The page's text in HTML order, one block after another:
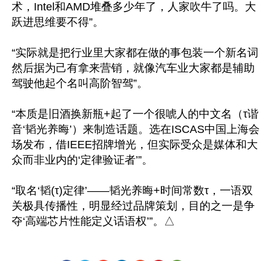
术，Intel和AMD堆叠多少年了，人家吹牛了吗。大
跃进思维要不得”。
“实际就是把行业里大家都在做的事包装一个新名词
然后据为己有拿来营销，就像汽车业大家都是辅助
驾驶他起个名叫高阶智驾”。
“本质是旧酒换新瓶+起了一个很唬人的中文名（τ谐
音‘韬光养晦’）来制造话题。选在ISCAS中国上海会
场发布，借IEEE招牌增光，但实际受众是媒体和大
众而非业内的‘定律验证者’”。
“取名‘韬(τ)定律’——韬光养晦+时间常数τ，一语双
关极具传播性，明显经过品牌策划，目的之一是争